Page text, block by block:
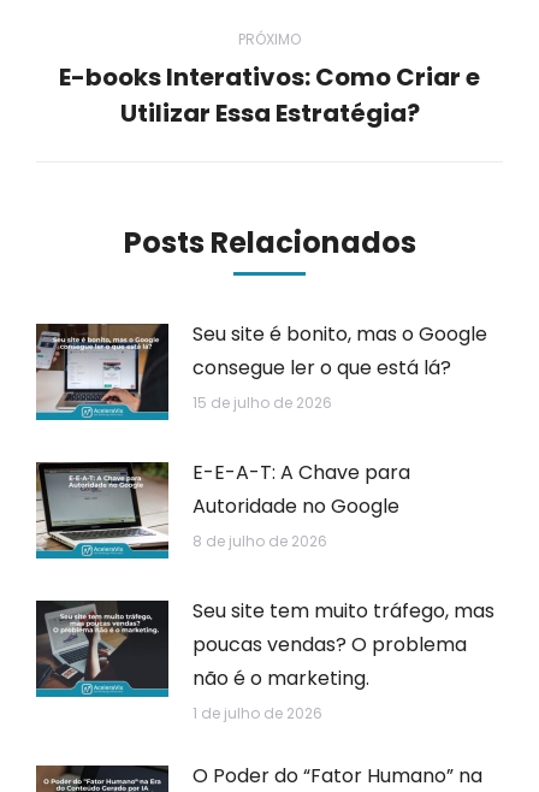
PRÓXIMO
Próximo
post:
E-books Interativos: Como Criar e
Utilizar Essa Estratégia?
Posts Relacionados
Seu site é bonito, mas o Google
consegue ler o que está lá?
15 de julho de 2026
E-E-A-T: A Chave para
Autoridade no Google
8 de julho de 2026
Seu site tem muito tráfego, mas
poucas vendas? O problema
não é o marketing.
1 de julho de 2026
O Poder do “Fator Humano” na